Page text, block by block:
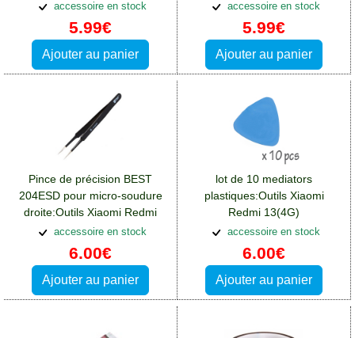
accessoire en stock
5.99€
Ajouter au panier
13(4G)
accessoire en stock
5.99€
Ajouter au panier
Pince de précision BEST
204ESD pour micro-soudure
droite:Outils Xiaomi Redmi
13(4G)
accessoire en stock
6.00€
Ajouter au panier
lot de 10 mediators
plastiques:Outils Xiaomi
Redmi 13(4G)
accessoire en stock
6.00€
Ajouter au panier